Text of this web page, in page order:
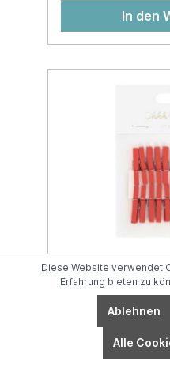
In den
RICO DESI
7040.31.1 rot
Diese Website verwendet
Erfahrung bieten zu
Ablehnen
Alle